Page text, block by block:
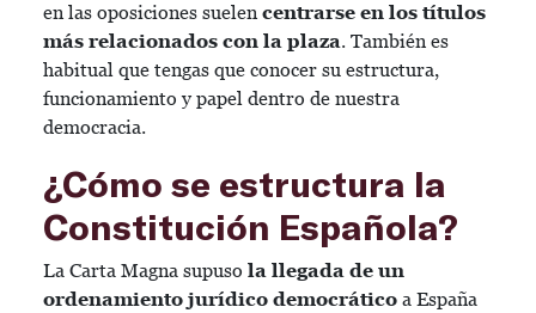
en las oposiciones suelen centrarse en los títulos
más relacionados con la plaza. También es
habitual que tengas que conocer su estructura,
funcionamiento y papel dentro de nuestra
democracia.
¿Cómo se estructura la
Constitución Española?
La Carta Magna supuso la llegada de un
ordenamiento jurídico democrático a España